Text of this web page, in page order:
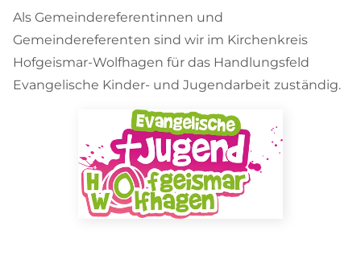
Als Gemeindereferentinnen und
Gemeindereferenten sind wir im Kirchenkreis
Hofgeismar-Wolfhagen für das Handlungsfeld
Evangelische Kinder- und Jugendarbeit zuständig.